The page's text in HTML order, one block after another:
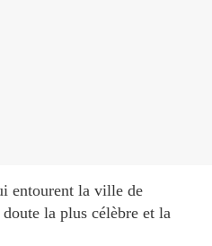
entourent la ville de
la plus célèbre et la